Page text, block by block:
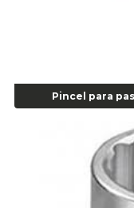
Agulha Escariadora/
Agulha Inserto Pneu s/
Agulha para Aplicação
Alicate Anéis Interno
Alicate Bico Curvo - Cod
Alicate Bico Reto - Cod
Pincel para